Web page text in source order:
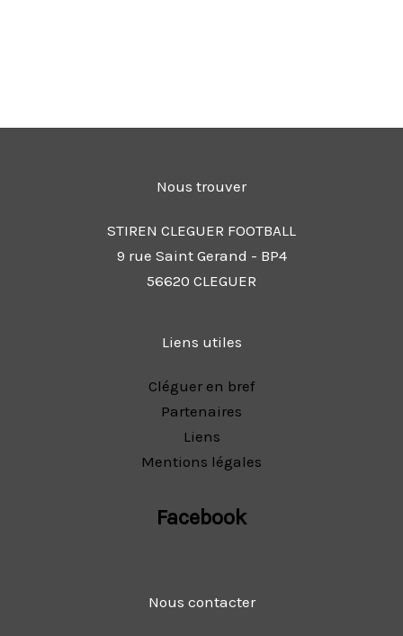
Nous trouver
STIREN CLEGUER FOOTBALL
9 rue Saint Gerand - BP4
56620 CLEGUER
Liens utiles
Cléguer en bref
Partenaires
Liens
Mentions légales
Facebook
Nous contacter